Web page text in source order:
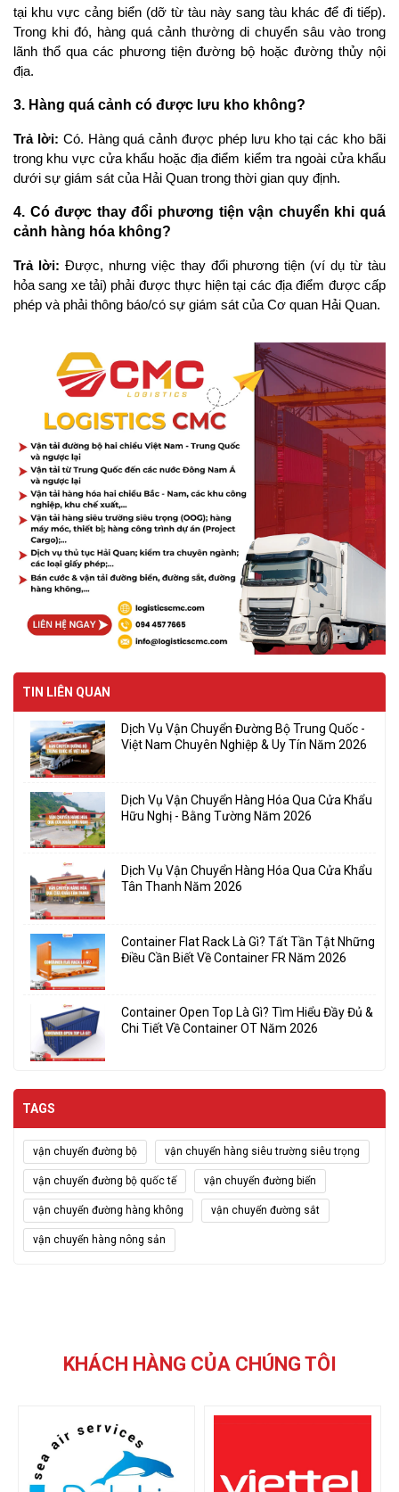
tại khu vực cảng biển (dỡ từ tàu này sang tàu khác để đi tiếp).
Trong khi đó, hàng quá cảnh thường di chuyển sâu vào trong
lãnh thổ qua các phương tiện đường bộ hoặc đường thủy nội
địa.
3. Hàng quá cảnh có được lưu kho không?
Trả lời: Có. Hàng quá cảnh được phép lưu kho tại các kho bãi
trong khu vực cửa khẩu hoặc địa điểm kiểm tra ngoài cửa khẩu
dưới sự giám sát của Hải Quan trong thời gian quy định.
4. Có được thay đổi phương tiện vận chuyển khi quá
cảnh hàng hóa không?
Trả lời: Được, nhưng việc thay đổi phương tiện (ví dụ từ tàu
hỏa sang xe tải) phải được thực hiện tại các địa điểm được cấp
phép và phải thông báo/có sự giám sát của Cơ quan Hải Quan.
TIN LIÊN QUAN
Dịch Vụ Vận Chuyển Đường Bộ Trung Quốc -
Việt Nam Chuyên Nghiệp & Uy Tín Năm 2026
Dịch Vụ Vận Chuyển Hàng Hóa Qua Cửa Khẩu
Hữu Nghị - Bằng Tường Năm 2026
Dịch Vụ Vận Chuyển Hàng Hóa Qua Cửa Khẩu
Tân Thanh Năm 2026
Container Flat Rack Là Gì? Tất Tần Tật Những
Điều Cần Biết Về Container FR Năm 2026
Container Open Top Là Gì? Tìm Hiểu Đầy Đủ &
Chi Tiết Về Container OT Năm 2026
TAGS
vận chuyển đường bộ vận chuyển hàng siêu trường siêu trọng
vận chuyển đường bộ quốc tế vận chuyển đường biển
vận chuyển đường hàng không vận chuyển đường sắt
vận chuyển hàng nông sản
KHÁCH HÀNG CỦA CHÚNG TÔI